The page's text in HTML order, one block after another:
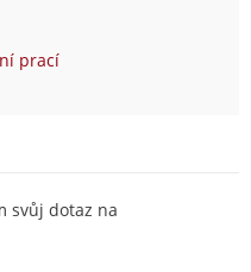
prací
svůj dotaz na